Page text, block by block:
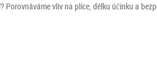
Porovnáváme vliv na plíce, délku účinku a